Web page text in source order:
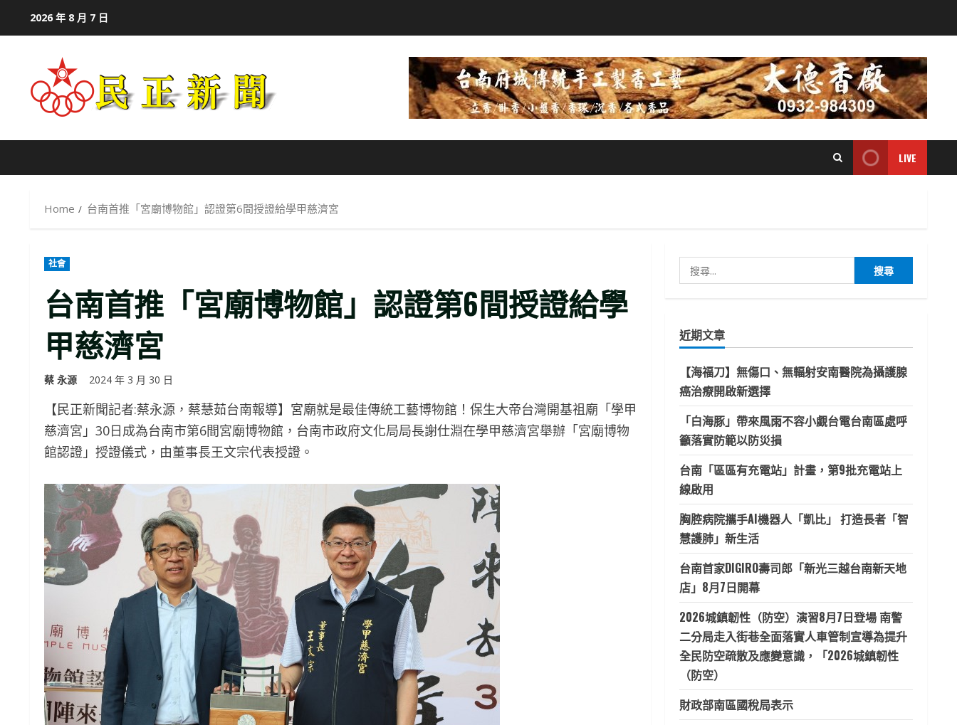
2026 年 8 月 7 日
LIVE
Home 台南首推「宮廟博物館」認證第6間授證給學甲慈濟宮
社會
台南首推「宮廟博物館」認證第6間授證給學
甲慈濟宮
蔡 永源 2024 年 3 月 30 日
【民正新聞記者:蔡永源，蔡慧茹台南報導】宮廟就是最佳傳統工藝博物館！保生大帝台灣開基祖廟「學甲
慈濟宮」30日成為台南市第6間宮廟博物館，台南市政府文化局局長謝仕淵在學甲慈濟宮舉辦「宮廟博物
館認證」授證儀式，由董事長王文宗代表授證。
尋
字:
近期文章
【海福刀】無傷口、無輻射安南醫院為攝護腺
癌治療開啟新選擇
「白海豚」帶來風雨不容小覷台電台南區處呼
籲落實防範以防災損
台南「區區有充電站」計畫，第9批充電站上
線啟用
胸腔病院攜手AI機器人「凱比」 打造長者「智
慧護肺」新生活
台南首家DIGIRO壽司郎「新光三越台南新天地
店」8月7日開幕
2026城鎮韌性（防空）演習8月7日登場 南警
二分局走入街巷全面落實人車管制宣導為提升
全民防空疏散及應變意識，「2026城鎮韌性
（防空）
財政部南區國稅局表示